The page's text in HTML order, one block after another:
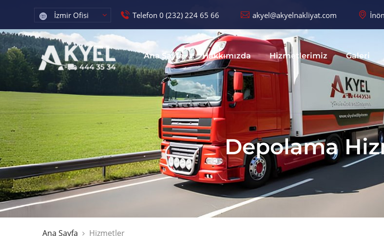
Telefon 0 (232) 224 65 66 akyel@akyelnakliyat.com
Ana Sayfa Hakkımızda Hizmetlerimiz Galeri
Depolama
Ana Sayfa Hizmetler